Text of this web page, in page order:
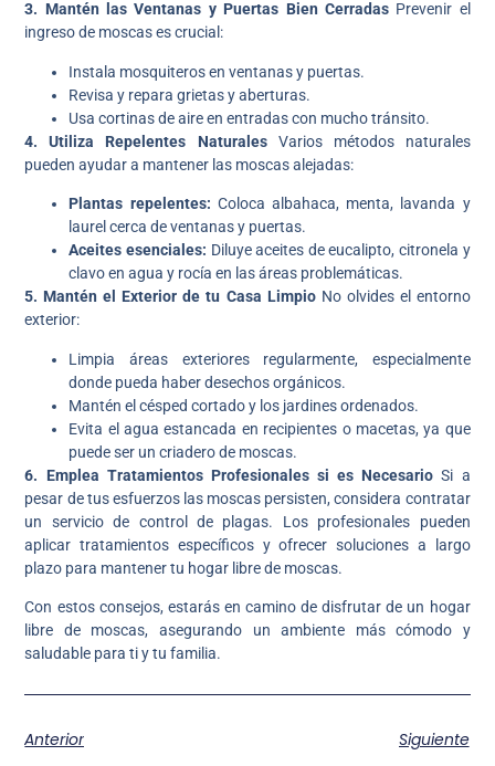
3. Mantén las Ventanas y Puertas Bien CerradasPrevenir el
ingreso de moscas es crucial:
Instala mosquiteros en ventanas y puertas.
Revisa y repara grietas y aberturas.
Usa cortinas de aire en entradas con mucho tránsito.
4. Utiliza Repelentes NaturalesVarios métodos naturales
pueden ayudar a mantener las moscas alejadas:
Plantas repelentes: Coloca albahaca, menta, lavanda y
laurel cerca de ventanas y puertas.
Aceites esenciales: Diluye aceites de eucalipto, citronela y
clavo en agua y rocía en las áreas problemáticas.
5. Mantén el Exterior de tu Casa LimpioNo olvides el entorno
exterior:
Limpia áreas exteriores regularmente, especialmente
donde pueda haber desechos orgánicos.
Mantén el césped cortado y los jardines ordenados.
Evita el agua estancada en recipientes o macetas, ya que
puede ser un criadero de moscas.
6. Emplea Tratamientos Profesionales si es Necesario Si a
pesar de tus esfuerzos las moscas persisten, considera contratar
un servicio de control de plagas. Los profesionales pueden
aplicar tratamientos específicos y ofrecer soluciones a largo
plazo para mantener tu hogar libre de moscas.
Con estos consejos, estarás en camino de disfrutar de un hogar
libre de moscas, asegurando un ambiente más cómodo y
saludable para ti y tu familia.
Anterior Siguiente